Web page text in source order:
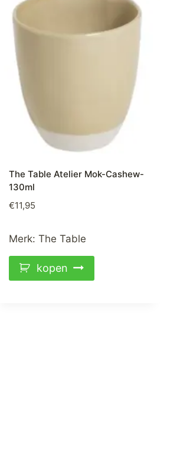
The Table Atelier Mok-Cashew-
130ml
€11,95
Merk: The Table
kopen